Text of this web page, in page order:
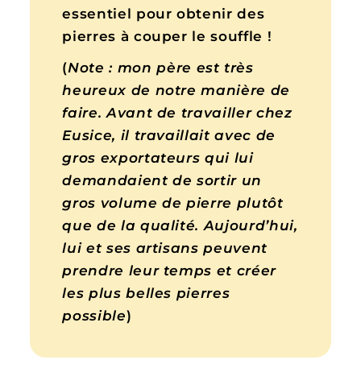
essentiel pour obtenir des
pierres à couper le souffle !
(Note : mon père est très
heureux de notre manière de
faire. Avant de travailler chez
Eusice, il travaillait avec de
gros exportateurs qui lui
demandaient de sortir un
gros volume de pierre plutôt
que de la qualité. Aujourd’hui,
lui et ses artisans peuvent
prendre leur temps et créer
les plus belles pierres
possible)